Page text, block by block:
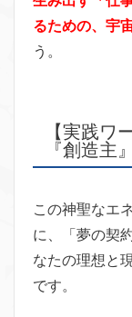
るための、宇
う。
【実践ワ
『創造主
この神聖なエ
に、「夢の契
なたの理想と
です。